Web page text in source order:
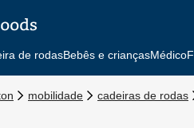
de rodasBebês e criançasMédico
mobilidade cadeiras de rodas